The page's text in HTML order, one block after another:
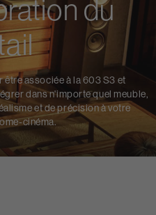
du
associée à la 603 S3 et
dans n'importe quel meuble,
et de précision à votre
cinéma.